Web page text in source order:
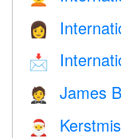
👩
📩
🤵 James
🎅